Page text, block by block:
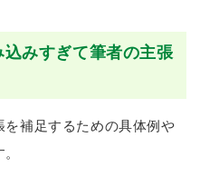
みすぎて筆者の主張
補足するための具体例や